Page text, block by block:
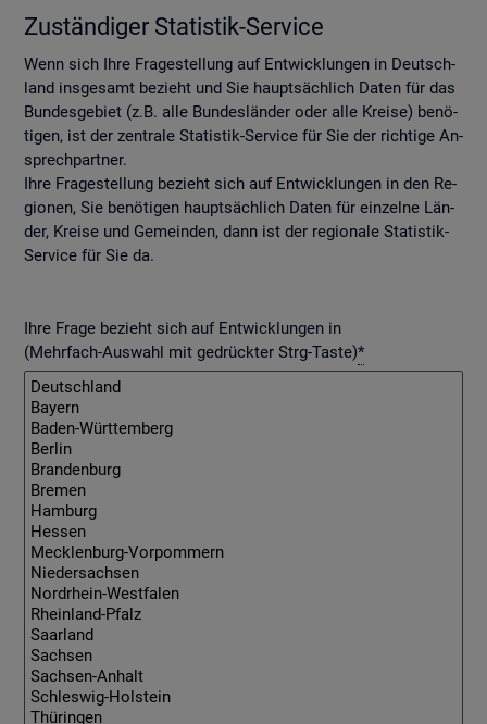
Zu­stän­di­ger Sta­tis­tik-Ser­vice
Wenn sich Ihre Fra­ge­stel­lung auf Ent­wick­lun­gen in Deutsch­
land ins­ge­samt be­zieht und Sie haupt­säch­lich Daten für das
Bun­des­ge­biet (z.B. alle Bun­des­län­der oder alle Krei­se) be­nö­
ti­gen, ist der zen­tra­le Sta­tis­tik-Ser­vice für Sie der rich­ti­ge An­
sprech­part­ner.
Ihre Fra­ge­stel­lung be­zieht sich auf Ent­wick­lun­gen in den Re­
gio­nen, Sie be­nö­ti­gen haupt­säch­lich Daten für ein­zel­ne Län­
der, Krei­se und Ge­mein­den, dann ist der re­gio­na­le Sta­tis­tik-
Ser­vice für Sie da.
Ihre Frage bezieht sich auf Entwicklungen in
(Mehrfach-Auswahl mit gedrückter Strg-Taste)*